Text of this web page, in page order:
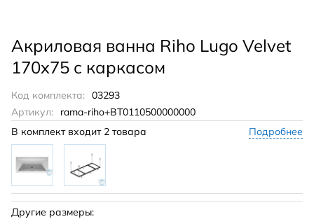
Акриловая ванна Riho Lugo Velvet
170x75 с каркасом
Код комплекта: 03293
Артикул:
rama-riho+BT0110500000000
В комплект входит 2 товара Подробнее
Другие размеры: